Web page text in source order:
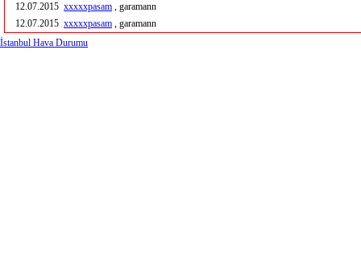
12.07.2015 xxxxxpasam , garamann
12.07.2015 xxxxxpasam , garamann
İstanbul Hava Durumu